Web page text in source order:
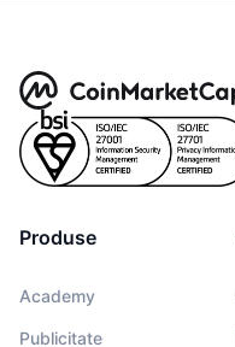
Produse
Academy
Publicitate